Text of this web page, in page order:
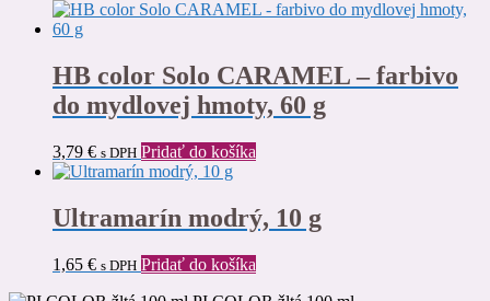
HB color Solo CARAMEL – farbivo
do mydlovej hmoty, 60 g
3,79 € s DPH Pridať do košíka
Ultramarín modrý, 10 g
1,65 € s DPH Pridať do košíka